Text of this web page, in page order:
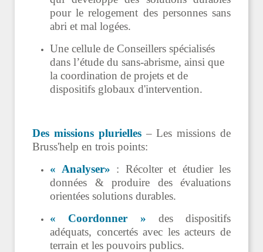
pour le relogement des personnes sans
abri et mal logées.
Une cellule de Conseillers spécialisés
dans l’étude du sans-abrisme, ainsi que
la coordination de projets et de
dispositifs globaux d'intervention.
Des missions plurielles– Les missions de
Bruss'help en trois points:
« Analyser» : Récolter et étudier les
données & produire des évaluations
orientées solutions durables.
« Coordonner »
des dispositifs
adéquats, concertés avec les acteurs de
terrain et les pouvoirs publics.